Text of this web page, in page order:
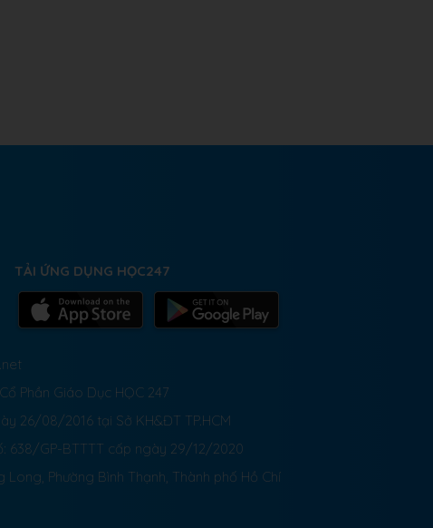
TẢI ỨNG DỤNG HỌC247
Phần Giáo Dục HỌC 247
26/08/2016 tại Sở KH&ĐT TP.HCM
638/GP-BTTTT cấp ngày 29/12/2020
Long, Phường Bình Thạnh, Thành phố Hồ Chí